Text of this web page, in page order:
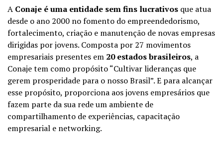
A Conaje é uma entidade sem fins lucrativos que atua
desde o ano 2000 no fomento do empreendedorismo,
fortalecimento, criação e manutenção de novas empresas
dirigidas por jovens. Composta por 27 movimentos
empresariais presentes em 20 estados brasileiros, a
Conaje tem como propósito “Cultivar lideranças que
gerem prosperidade para o nosso Brasil”. E para alcançar
esse propósito, proporciona aos jovens empresários que
fazem parte da sua rede um ambiente de
compartilhamento de experiências, capacitação
empresarial e networking.